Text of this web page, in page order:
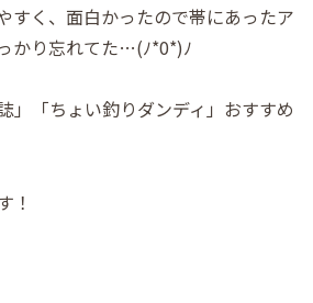
すく、面白かったので帯にあったア
かり忘れてた…(ﾉ*0*)ﾉ
」「ちょい釣りダンディ」おすすめ
！